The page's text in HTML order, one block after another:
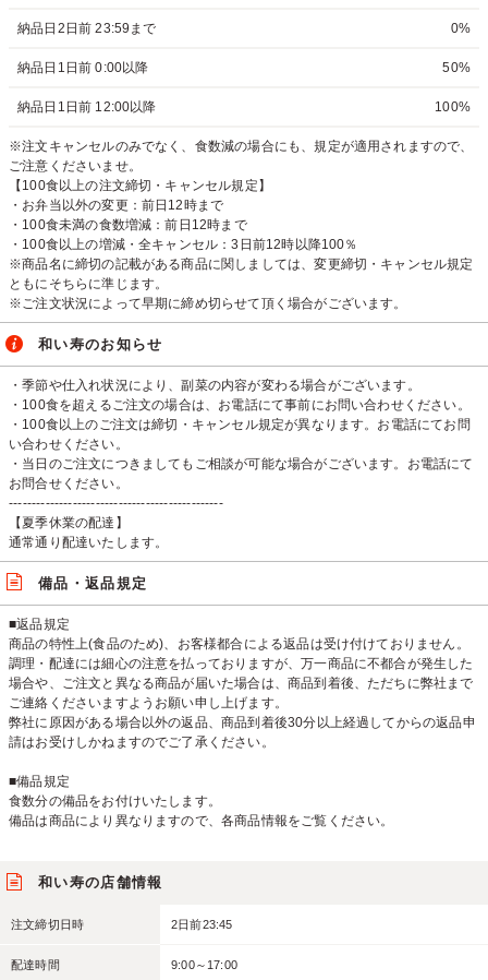
納品日2日前 23:59まで 0%
納品日1日前 0:00以降 50%
納品日1日前 12:00以降 100%
※注文キャンセルのみでなく、食数減の場合にも、規定が適用されますので、
ご注意くださいませ。
【100食以上の注文締切・キャンセル規定】
・お弁当以外の変更：前日12時まで
・100食未満の食数増減：前日12時まで
・100食以上の増減・全キャンセル：3日前12時以降100％
※商品名に締切の記載がある商品に関しましては、変更締切・キャンセル規定
ともにそちらに準じます。
※ご注文状況によって早期に締め切らせて頂く場合がございます。
和い寿のお知らせ
・季節や仕入れ状況により、副菜の内容が変わる場合がございます。
・100食を超えるご注文の場合は、お電話にて事前にお問い合わせください。
・100食以上のご注文は締切・キャンセル規定が異なります。お電話にてお問
い合わせください。
・当日のご注文につきましてもご相談が可能な場合がございます。お電話にて
お問合せください。
-----------------------------------------------
【夏季休業の配達】
通常通り配達いたします。
備品・返品規定
■返品規定
商品の特性上(食品のため)、お客様都合による返品は受け付けておりません。
調理・配達には細心の注意を払っておりますが、万一商品に不都合が発生した
場合や、ご注文と異なる商品が届いた場合は、商品到着後、ただちに弊社まで
ご連絡くださいますようお願い申し上げます。
弊社に原因がある場合以外の返品、商品到着後30分以上経過してからの返品申
請はお受けしかねますのでご了承ください。
■備品規定
食数分の備品をお付けいたします。
備品は商品により異なりますので、各商品情報をご覧ください。
和い寿の店舗情報
注文締切日時 2日前23:45
配達時間 9:00～17:00